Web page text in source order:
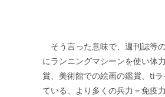
そう言った意味で、週刊誌等
にランニングマシーンを使い体
賞、美術館での絵画の鑑賞、ti
ている、より多くの兵力＝免疫